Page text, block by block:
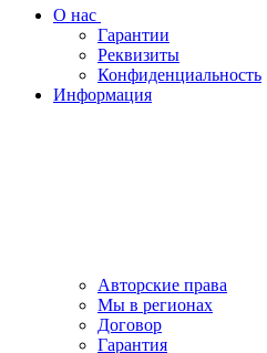
О нас
Гарантии
Реквизиты
Конфиденциальность
Информация
Авторские права
Мы в регионах
Договор
Гарантия